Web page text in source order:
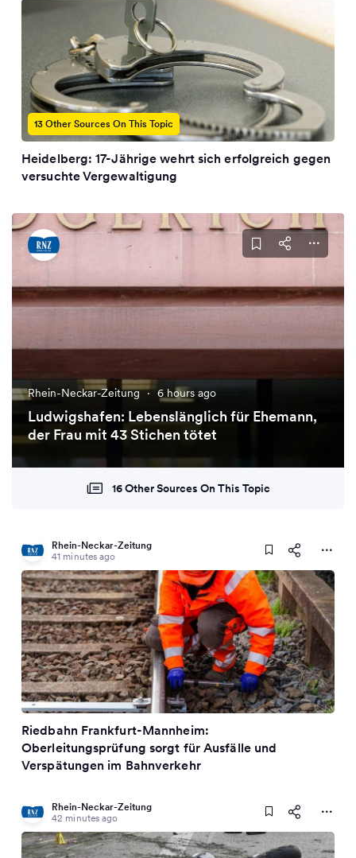
13 Other Sources On This Topic
Heidelberg: 17-Jährige wehrt sich erfolgreich gegen
versuchte Vergewaltigung
Rhein-Neckar-Zeitung · 6 hours ago
Ludwigshafen: Lebenslänglich für Ehemann,
der Frau mit 43 Stichen tötet
16 Other Sources On This Topic
Rhein-Neckar-Zeitung
41 minutes ago
Riedbahn Frankfurt-Mannheim:
Oberleitungsprüfung sorgt für Ausfälle und
Verspätungen im Bahnverkehr
Rhein-Neckar-Zeitung
42 minutes ago